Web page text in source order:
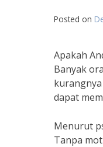
Posted on
Apakah
Banyak
dapat
Menurut
Tanpa